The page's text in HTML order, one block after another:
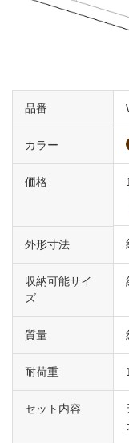
品番
カラー
価格
外形寸法
収納可能サイ
ズ
質量
耐荷重
セット内容